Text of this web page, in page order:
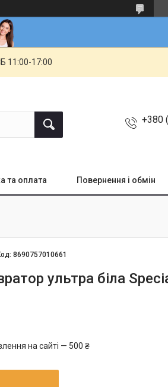
11:00-17:00
+380
та оплата Повернення і обмін
8690757010661
ультра біла
на сайті — 500 ₴